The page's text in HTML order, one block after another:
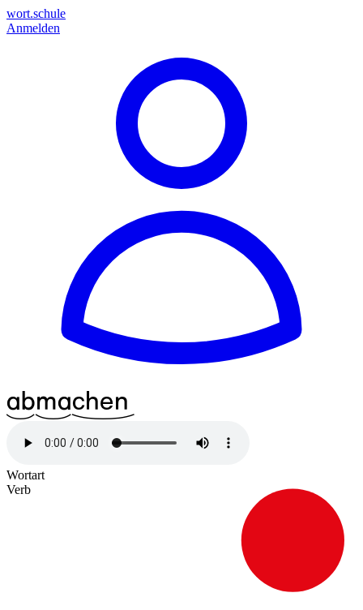
wort.schule
Anmelden
^13ab^17ma^31chen
Wortart
Verb